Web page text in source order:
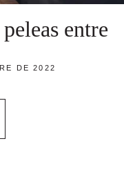
entre
DE 2022